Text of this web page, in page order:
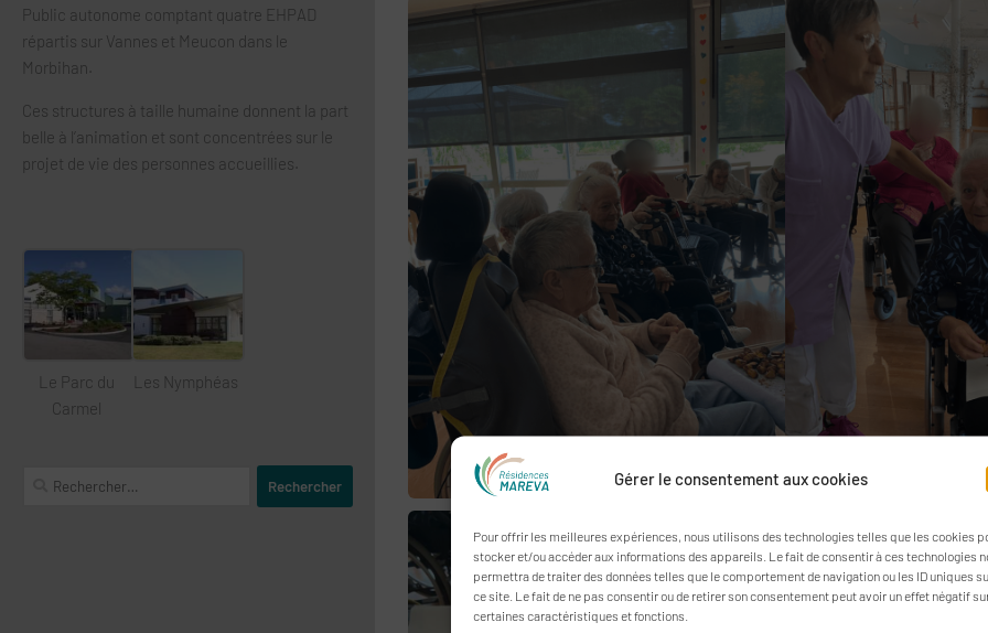
Gérer le consentement aux cookies
Pour offrir les meilleures expériences, nous utilisons des technologies telles que les cookies
stocker et/ou accéder aux informations des appareils. Le fait de consentir à ces technologies
permettra de traiter des données telles que le comportement de navigation ou les ID uniques
ce site. Le fait de ne pas consentir ou de retirer son consentement peut avoir un effet négatif
certaines caractéristiques et fonctions.
Public autonome comptant quatre EHPAD
répartis sur Vannes et Meucon dans le
Morbihan.
Ces structures à taille humaine donnent la part
belle à l’animation et sont concentrées sur le
projet de vie des personnes accueillies.
Le Parc du
Carmel
Les Nymphéas
Rechercher :